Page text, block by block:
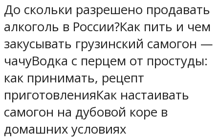
До скольки разрешено продавать
алкоголь в России?Как пить и чем
закусывать грузинский самогон —
чачуВодка с перцем от простуды:
как принимать, рецепт
приготовленияКак настаивать
самогон на дубовой коре в
домашних условиях